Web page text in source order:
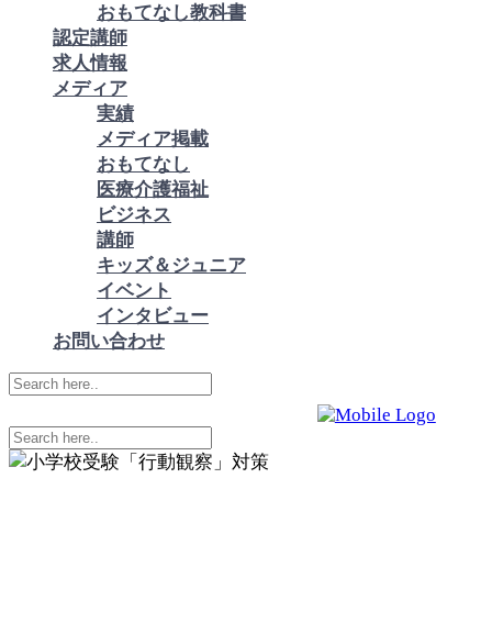
おもてなし教科書
認定講師
求人情報
メディア
実績
メディア掲載
おもてなし
医療介護福祉
ビジネス
講師
キッズ＆ジュニア
イベント
インタビュー
お問い合わせ